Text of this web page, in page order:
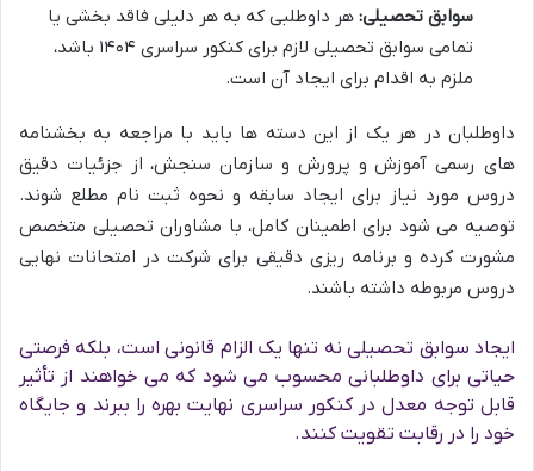
سوابق تحصیلی: هر داوطلبی که به هر دلیلی فاقد بخشی یا
تمامی سوابق تحصیلی لازم برای کنکور سراسری ۱۴۰۴ باشد،
ملزم به اقدام برای ایجاد آن است.
داوطلبان در هر یک از این دسته ها باید با مراجعه به بخشنامه
های رسمی آموزش و پرورش و سازمان سنجش، از جزئیات دقیق
دروس مورد نیاز برای ایجاد سابقه و نحوه ثبت نام مطلع شوند.
توصیه می شود برای اطمینان کامل، با مشاوران تحصیلی متخصص
مشورت کرده و برنامه ریزی دقیقی برای شرکت در امتحانات نهایی
دروس مربوطه داشته باشند.
ایجاد سوابق تحصیلی نه تنها یک الزام قانونی است، بلکه فرصتی
حیاتی برای داوطلبانی محسوب می شود که می خواهند از تأثیر
قابل توجه معدل در کنکور سراسری نهایت بهره را ببرند و جایگاه
خود را در رقابت تقویت کنند.